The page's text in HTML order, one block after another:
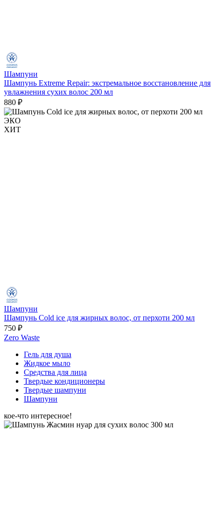
Шампуни
Шампунь Extreme Repair: экстремальное восстановление для
увлажнения сухих волос 200 мл
880 ₽
ЭКО
ХИТ
Шампуни
Шампунь Cold ice для жирных волос, от перхоти 200 мл
750 ₽
Zero Waste
Гель для душа
Жидкое мыло
Средства для лица
Твердые кондиционеры
Твердые шампуни
Шампуни
кое-что интересное!